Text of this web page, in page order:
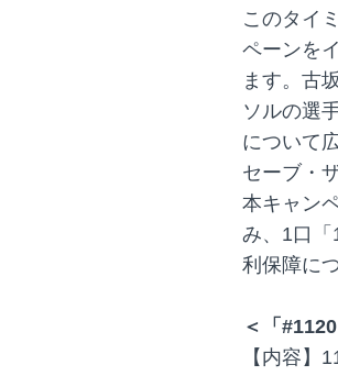
このタイ
ペーンを
ます。古
ソルの選
について
セーブ・
本キャン
み、1口
利保障に
＜「
【内容】